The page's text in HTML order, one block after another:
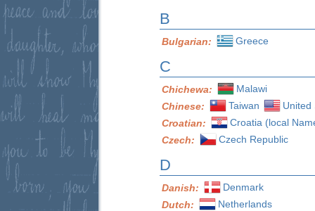
B
Bulgarian: Greece
C
Chichewa:
Malawi
Chinese:
Taiwan
United
Croatian:
Croatia (local
Czech:
Czech Republic
D
Danish:
Denmark
Dutch:
Netherlands